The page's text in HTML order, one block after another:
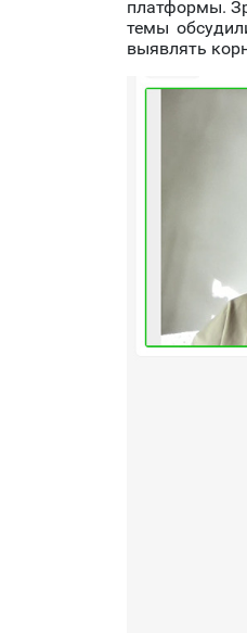
платформы.
темы
выявлять